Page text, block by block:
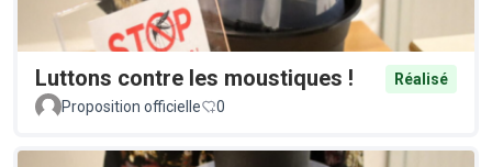
Luttons contre les moustiques !
Réalisé
Proposition officielle
0